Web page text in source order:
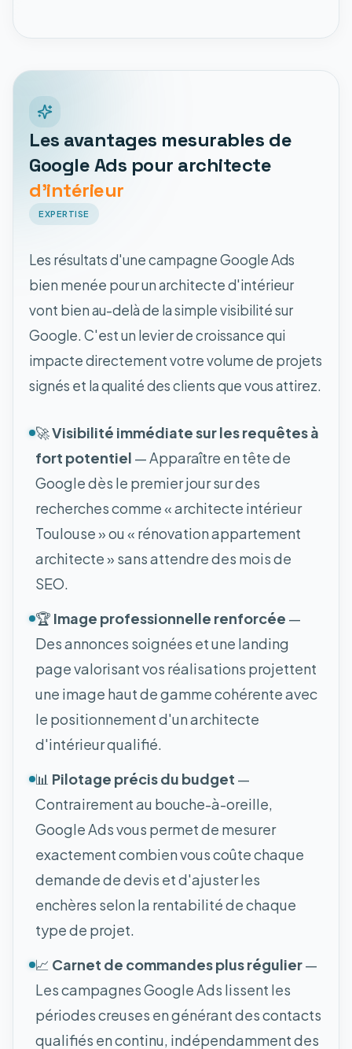
Les avantages mesurables de
Google Ads pour architecte
d'intérieur
EXPERTISE
Les résultats d'une campagne Google Ads
bien menée pour un architecte d'intérieur
vont bien au-delà de la simple visibilité sur
Google. C'est un levier de croissance qui
impacte directement votre volume de projets
signés et la qualité des clients que vous attirez.
🚀Visibilité immédiate sur les requêtes à
fort potentiel — Apparaître en tête de
Google dès le premier jour sur des
recherches comme « architecte intérieur
Toulouse » ou « rénovation appartement
architecte » sans attendre des mois de
SEO.
🏆 Image professionnelle renforcée —
Des annonces soignées et une landing
page valorisant vos réalisations projettent
une image haut de gamme cohérente avec
le positionnement d'un architecte
d'intérieur qualifié.
📊 Pilotage précis du budget —
Contrairement au bouche-à-oreille,
Google Ads vous permet de mesurer
exactement combien vous coûte chaque
demande de devis et d'ajuster les
enchères selon la rentabilité de chaque
type de projet.
📈 Carnet de commandes plus régulier—
Les campagnes Google Ads lissent les
périodes creuses en générant des contacts
qualifiés en continu, indépendamment des